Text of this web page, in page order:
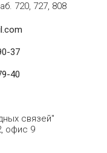
720, 727, 808
37
40
связей"
офис 9